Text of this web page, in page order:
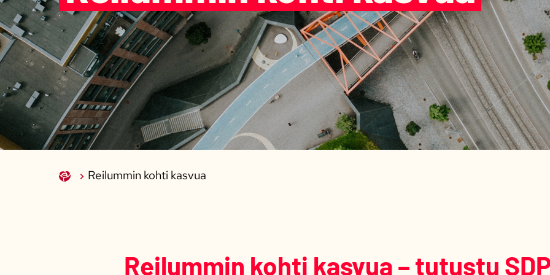
Reilummin kohti kasvua
Reilummin kohti kasvua – tutustu